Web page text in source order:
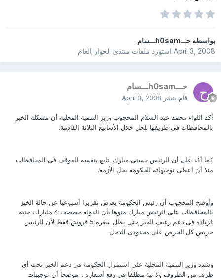
بواسطهحـــh0samـــسام
April 3, 2008استورد ملفات منتدى الحوار العام
حـــh0samـــسام
قام بنشر April 3, 2008
أكد اللواء محمد عبد السلام المحجوب وزير التنمية المحلية أن مشكلة الخبز
بالمحافظات فى طريقها للحل خلال الأسابيع الثلاثة القادمة.
كما أكد على أن الرئيس حسنى مبارك يتابع بنفسه الموقف فى المحافظات
منذ أن أعطى توجيهاته للحكومة بحل الأزمة.
وأوضح المحجوب أن رئيس الحكومة يعرض تقريرا أسبوعيا عن حالة الخبز
بالمحافظات على الرئيس مبارك منوها بأن الدولة خصصت 4 مليارات جنيه
كزيادة فى دعم رغيف الخبز حتى يظل سعره 5 قروش فقط لأن الرئيس
حريص كل الحرص على محدودى الدخل.
وشدد وزير التنمية المحلية على استمرار الحكومة فى دعم الخبز تحت أى
ظرف من الظروف ولا نية مطلقا فى رفع أسعاره .. موضحا أن توجيهات